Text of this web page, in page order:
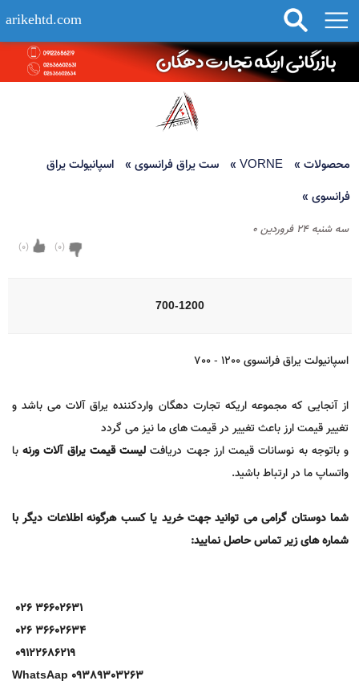
arikehtd.com
محصولات »
VORNE
» ست یراق فرانسوی »
اسپانیولت یراق
فرانسوی »
سه شنبه ۲۴ فروردین ۰
(
0
) (
0
)
700-1200
اسپانیولت یراق فرانسوی 1200 - 700
از آنجایی که مجموعه اریکه تجارت دهگان واردکننده یراق آلات می باشد و
تغییر قیمت ارز باعث تغییر در قیمت های ما نیز می گردد
و باتوجه به نوسانات قیمت ارز جهت دریافتلیست قیمت یراق آلات ورنه با
واتساپ ما در ارتباط باشید.
شما دوستان گرامی می توانید جهت خرید یا کسب هرگونه اطلاعات دیگر با
شماره های زیر تماس حاصل نمایید:
36602631 026
36602634 026
09389303263 WhatsAap